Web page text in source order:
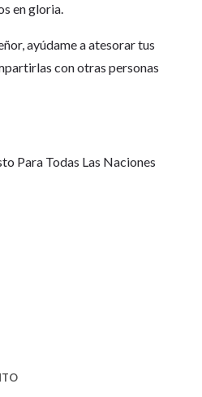
en gloria.
ayúdame a atesorar tus
con otras personas
Para Todas Las Naciones